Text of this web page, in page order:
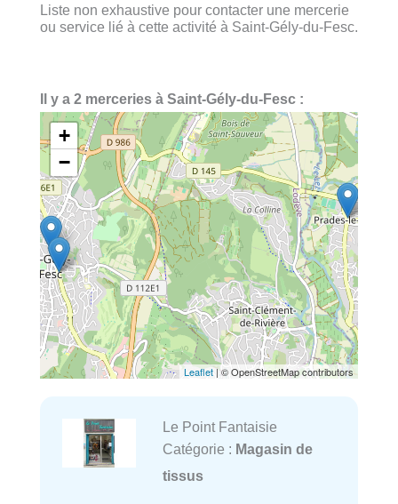
Liste non exhaustive pour contacter une mercerie
ou service lié à cette activité à Saint-Gély-du-Fesc.
Il y a 2 merceries à Saint-Gély-du-Fesc :
+
−
Leaflet| © OpenStreetMap contributors
Le Point Fantaisie
Catégorie : Magasin de
tissus